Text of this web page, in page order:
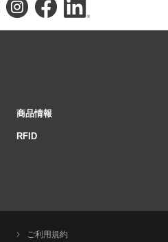
商品情報
RFID
ご利用規約